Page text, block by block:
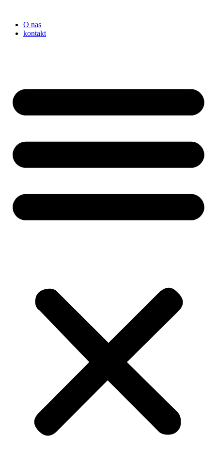
treści
O nas
kontakt